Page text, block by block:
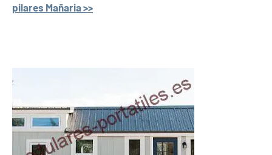
pilares Mañaria >>